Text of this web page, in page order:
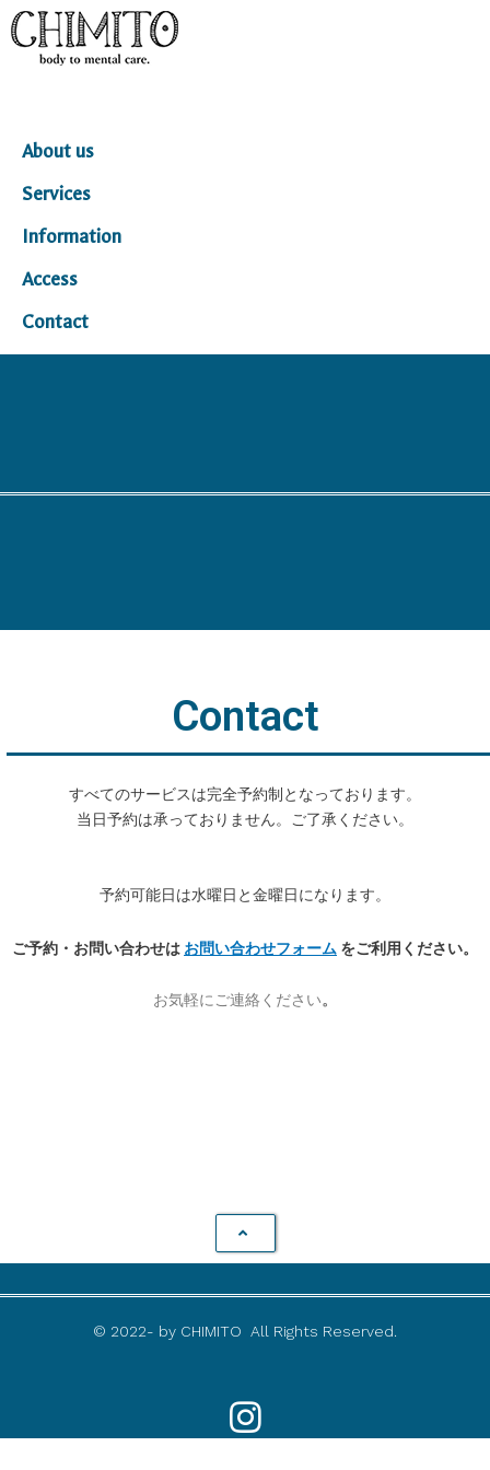
About us
Services
Information
Access
Contact
Contact
すべてのサービスは完全予約制となっております。
当日予約は承っておりません。ご了承ください。
予約可能日は水曜日と金曜日になります。
ご予約・お問い合わせは お問い合わせフォーム をご利用ください。
お気軽にご連絡ください。
© 2022- by CHIMITO All Rights Reserved.